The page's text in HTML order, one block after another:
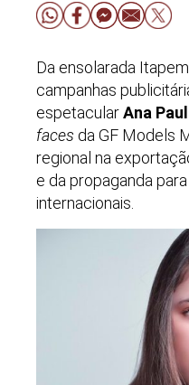
Da ensolarada
campanhas
espetacularAna
faces da GF Models
regional na
e da propaganda
internacionais.